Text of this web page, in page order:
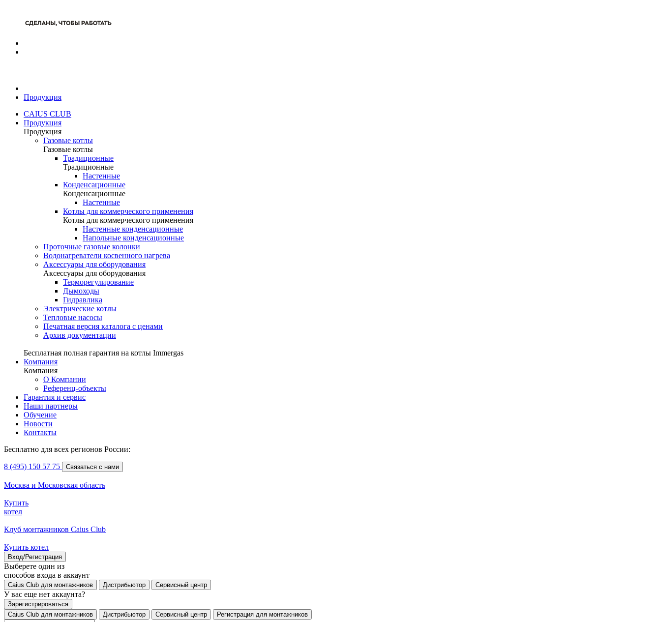
Продукция
CAIUS CLUB
Продукция
Продукция
Газовые котлы
Газовые котлы
Традиционные
Традиционные
Настенные
Конденсационные
Конденсационные
Настенные
Котлы для коммерческого применения
Котлы для коммерческого применения
Настенные конденсационные
Напольные конденсационные
Проточные газовые колонки
Водонагреватели косвенного нагрева
Аксессуары для оборудования
Аксессуары для оборудования
Терморегулирование
Дымоходы
Гидравлика
Электрические котлы
Тепловые насосы
Печатная версия каталога с ценами
Архив документации
Бесплатная полная гарантия на котлы Immergas
Компания
Компания
О Компании
Референц-объекты
Гарантия и сервис
Наши партнеры
Обучение
Новости
Контакты
Бесплатно для всех регионов России:
8 (495) 150 57 75 Связаться с нами
Москва и Московская область
Купить
котел
Клуб монтажников Caius Club
Купить котел
Вход/Регистрация
Выберете один из
способов входа в аккаунт
Caius Club для монтажников Дистрибьютор Сервисный центр
У вас еще нет аккаунта?
Зарегистрироваться
Caius Club для монтажников
Дистрибьютор Сервисный центр Регистрация для монтажников